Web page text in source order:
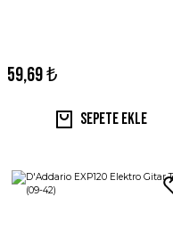
59,69 ₺
Sepete Ekle